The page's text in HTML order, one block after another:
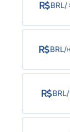
All Currencies
Commodities
BRL/
BRL/
BRL/